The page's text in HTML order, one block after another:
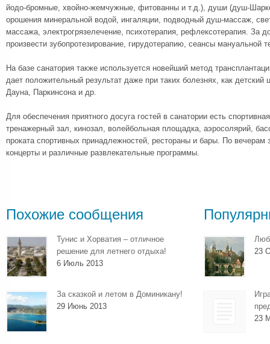
йодо-бромные, хвойно-жемчужные, фитованны и т.д.), души (душ-
орошения минеральной водой, ингаляции, подводный душ-массаж,
массажа, электрогрязелечение, психотерапия, рефлексотерапия. За
произвести зубопротезирование, гирудотерапию, сеансы мануальной
На базе санатория также используется новейший метод
дает положительный результат даже при таких болезнях, как детский
Дауна, Паркинсона и др.
Для обеспечения приятного досуга гостей в санатории есть
тренажерный зал, кинозал, волейбольная площадка, аэросолярий,
проката спортивных принадлежностей, рестораны и бары. По вечерам
концерты и различные развлекательные программы.
Похожие сообщения
Тунис и Хорватия – отличное
решение для летнего отдыха!
6 Июль 2013
За сказкой и летом в Доминикану!
29 Июнь 2013
23
23